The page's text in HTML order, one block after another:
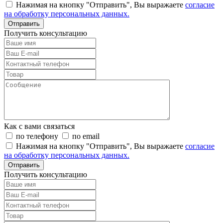
Нажимая на кнопку "Отправить", Вы выражаете согласие
на обработку персональных данных.
Отправить
Получить консультацию
Как с вами связаться
по телефону
по email
Нажимая на кнопку "Отправить", Вы выражаете согласие
на обработку персональных данных.
Отправить
Получить консультацию